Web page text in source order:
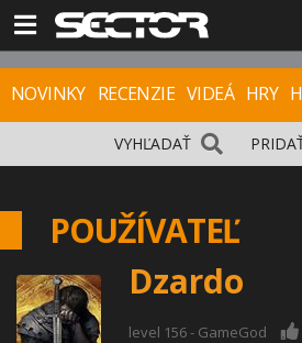
NOVINKY RECENZIE VIDEÁ HRY
VYHĽADAŤ
POUŽÍVATEĽ
Dzardo
level 156 - GameGod